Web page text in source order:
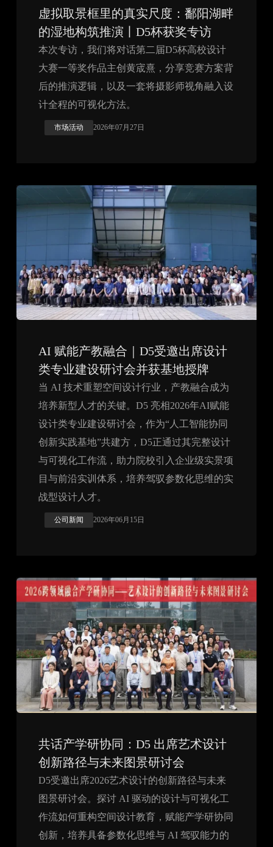
虚拟取景框里的真实尺度：鄱阳湖畔
的湿地构筑推演丨D5杯获奖专访
本次专访，我们将对话第二届D5杯高校设计
大赛一等奖作品主创黄宬熹，分享竞赛方案背
后的推演逻辑，以及一套将摄影师视角融入设
计全程的可视化方法。
市场活动 2026年07月27日
AI 赋能产教融合｜D5受邀出席设计
类专业建设研讨会并获基地授牌
当 AI 技术重塑空间设计行业，产教融合成为
培养新型人才的关键。D5 亮相2026年AI赋能
设计类专业建设研讨会，作为“人工智能协同
创新实践基地”共建方，D5正通过其完整设计
与可视化工作流，助力院校引入企业级实景项
目与前沿实训体系，培养驾驭参数化思维的实
战型设计人才。
公司新闻 2026年06月15日
共话产学研协同：D5 出席艺术设计
创新路径与未来图景研讨会
D5受邀出席2026艺术设计的创新路径与未来
图景研讨会。探讨 AI 驱动的设计与可视化工
作流如何重构空间设计教育，赋能产学研协同
创新，培养具备参数化思维与 AI 驾驭能力的